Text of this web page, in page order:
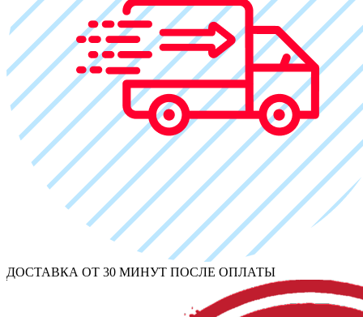
ДОСТАВКА ОТ 30 МИНУТ ПОСЛЕ ОПЛАТЫ